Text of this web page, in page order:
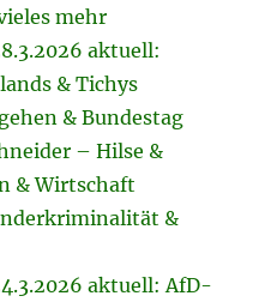
mehr
aktuell:
& Tichys
& Bundestag
– Hilse &
& Wirtschaft
&
aktuell: AfD-